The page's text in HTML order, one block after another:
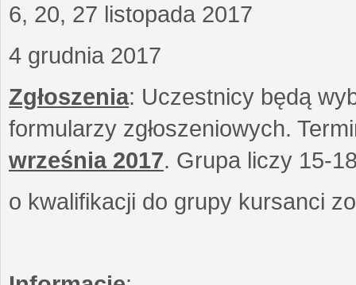
6, 20, 27 listopada 2017
4 grudnia 2017
Zgłoszenia: Uczestnicy będą
formularzy zgłoszeniowych.
września 2017. Grupa liczy 15-
o kwalifikacji do grupy kursanci